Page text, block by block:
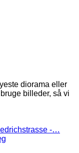
diorama eller
billeder, så vi
-…